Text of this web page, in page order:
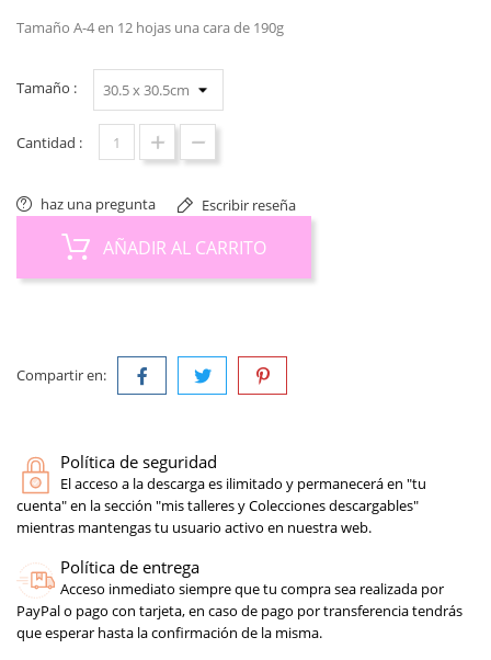
Tamaño A-4 en 12 hojas una cara de 190g
Tamaño :
Cantidad :
haz una pregunta Escribir reseña
AÑADIR AL CARRITO
Compartir en:
Política de seguridad
El acceso a la descarga es ilimitado y permanecerá en "tu
cuenta" en la sección "mis talleres y Colecciones descargables"
mientras mantengas tu usuario activo en nuestra web.
Política de entrega
Acceso inmediato siempre que tu compra sea realizada por
PayPal o pago con tarjeta, en caso de pago por transferencia tendrás
que esperar hasta la confirmación de la misma.